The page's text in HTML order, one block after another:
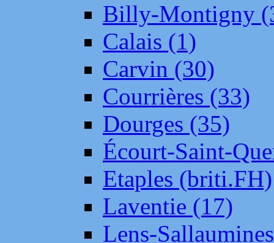
Billy-Montigny
Calais (1)
Carvin (30)
Courrières (33)
Dourges (35)
Écourt-Saint-
Etaples (briti.FH)
Laventie (17)
Lens-